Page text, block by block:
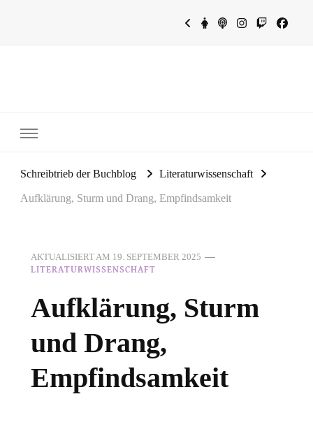
Schreibtrieb der Buchblog Literaturwissenschaft
Aufklärung, Sturm und Drang, Empfindsamkeit
AKTUALISIERT AM 19. SEPTEMBER 2025
LITERATURWISSENSCHAFT
Aufklärung, Sturm
und Drang,
Empfindsamkeit